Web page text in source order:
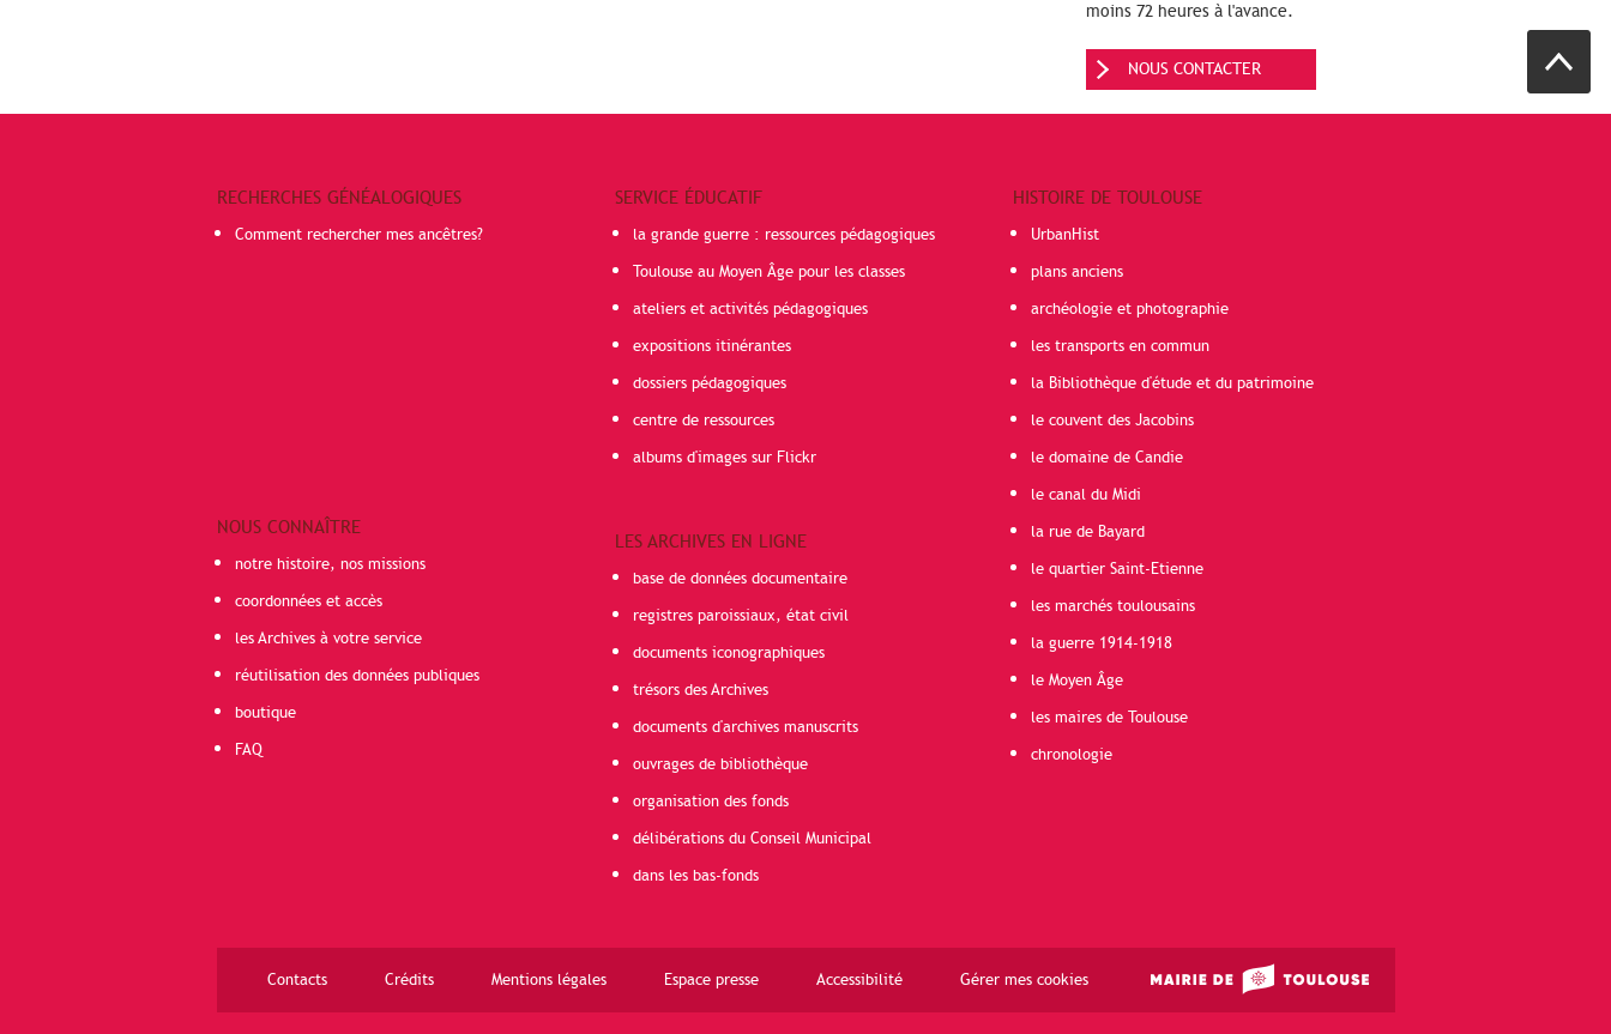
moins 72 heures à l'avance.
NOUS CONTACTER
RECHERCHES GÉNÉALOGIQUES
Comment rechercher mes ancêtres?
NOUS CONNAÎTRE
notre histoire, nos missions
coordonnées et accès
les Archives à votre service
réutilisation des données publiques
boutique
FAQ
SERVICE ÉDUCATIF
la grande guerre : ressources pédagogiques
Toulouse au Moyen Âge pour les classes
ateliers et activités pédagogiques
expositions itinérantes
dossiers pédagogiques
centre de ressources
albums d'images sur Flickr
LES ARCHIVES EN LIGNE
base de données documentaire
registres paroissiaux, état civil
documents iconographiques
trésors des Archives
documents d'archives manuscrits
ouvrages de bibliothèque
organisation des fonds
délibérations du Conseil Municipal
dans les bas-fonds
HISTOIRE DE TOULOUSE
UrbanHist
plans anciens
archéologie et photographie
les transports en commun
la Bibliothèque d'étude et du patrimoine
le couvent des Jacobins
le domaine de Candie
le canal du Midi
la rue de Bayard
le quartier Saint-Etienne
les marchés toulousains
la guerre 1914-1918
le Moyen Âge
les maires de Toulouse
chronologie
Contacts Crédits Mentions légales Espace presse Accessibilité Gérer mes cookies